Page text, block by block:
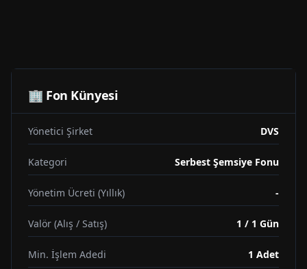
🏢 Fon Künyesi
Yönetici Şirket DVS
Kategori Serbest Şemsiye Fonu
Yönetim Ücreti (Yıllık) -
Valör (Alış / Satış) 1 / 1 Gün
Min. İşlem Adedi 1 Adet